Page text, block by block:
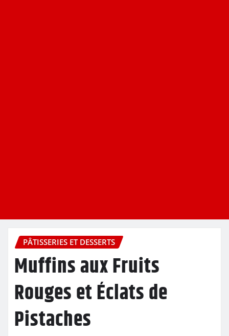
PÂTISSERIES ET DESSERTS
Muffins aux Fruits
Rouges et Éclats de
Pistaches